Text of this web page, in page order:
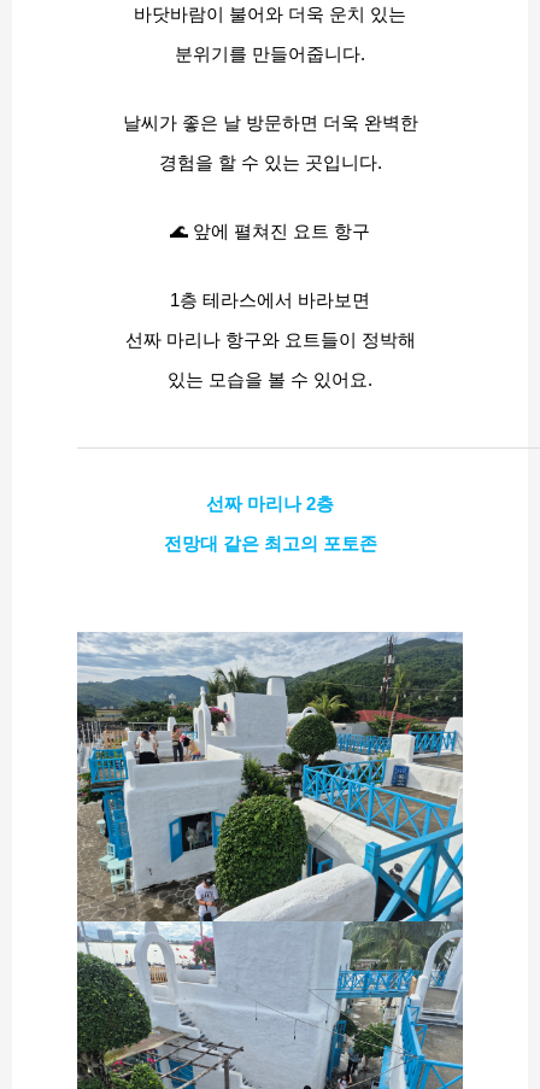
바닷바람이 불어와 더욱 운치 있는
분위기를 만들어줍니다.
날씨가 좋은 날 방문하면 더욱 완벽한
경험을 할 수 있는 곳입니다.
🌊 앞에 펼쳐진 요트 항구
1층 테라스에서 바라보면
선짜 마리나 항구와 요트들이 정박해
있는 모습을 볼 수 있어요.
선짜 마리나 2층
전망대 같은 최고의 포토존